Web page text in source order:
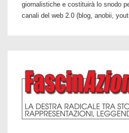
giornalistiche e costituirà lo snodo
canali del web 2.0 (blog, anobii,